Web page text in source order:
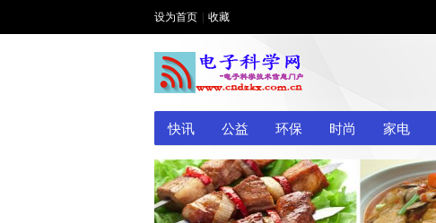
设为首页 收藏
快讯 公益 环保 时尚 家电